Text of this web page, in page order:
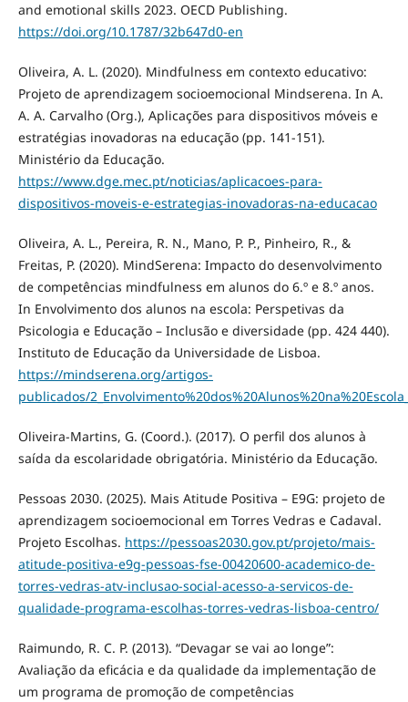
and emotional skills 2023. OECD Publishing.
https://doi.org/10.1787/32b647d0-en
Oliveira, A. L. (2020). Mindfulness em contexto educativo:
Projeto de aprendizagem socioemocional Mindserena. In A.
A. A. Carvalho (Org.), Aplicações para dispositivos móveis e
estratégias inovadoras na educação (pp. 141-151).
Ministério da Educação.
https://www.dge.mec.pt/noticias/aplicacoes-para-
dispositivos-moveis-e-estrategias-inovadoras-na-educacao
Oliveira, A. L., Pereira, R. N., Mano, P. P., Pinheiro, R., &
Freitas, P. (2020). MindSerena: Impacto do desenvolvimento
de competências mindfulness em alunos do 6.º e 8.º anos.
In Envolvimento dos alunos na escola: Perspetivas da
Psicologia e Educação – Inclusão e diversidade (pp. 424 440).
Instituto de Educação da Universidade de Lisboa.
https://mindserena.org/artigos-
publicados/
Oliveira-Martins, G. (Coord.). (2017). O perfil dos alunos à
saída da escolaridade obrigatória. Ministério da Educação.
Pessoas 2030. (2025). Mais Atitude Positiva – E9G: projeto de
aprendizagem socioemocional em Torres Vedras e Cadaval.
Projeto Escolhas. https://pessoas2030.gov.pt/projeto/mais-
atitude-positiva-e9g-pessoas-fse-00420600-academico-de-
torres-vedras-atv-inclusao-social-acesso-a-servicos-de-
qualidade-programa-escolhas-torres-vedras-lisboa-centro/
Raimundo, R. C. P. (2013). “Devagar se vai ao longe”:
Avaliação da eficácia e da qualidade da implementação de
um programa de promoção de competências